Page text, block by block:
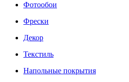
Фотообои
Фрески
Декор
Текстиль
Напольные покрытия